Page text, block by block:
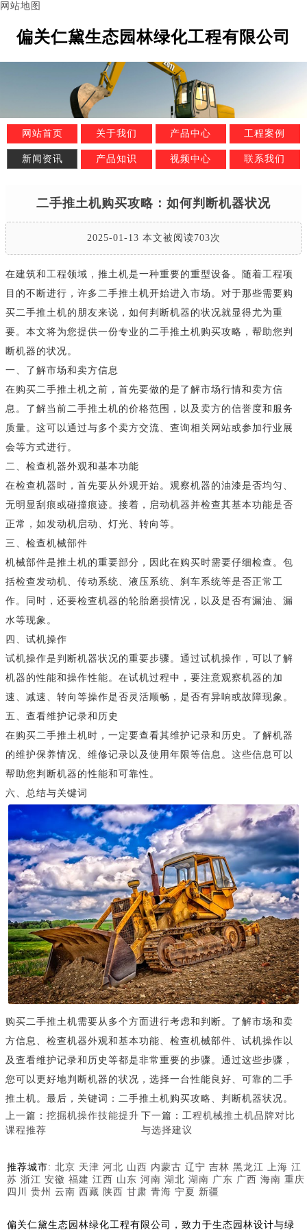
网站地图
偏关仁黛生态园林绿化工程有限公司
网站首页 关于我们 产品中心 工程案例
新闻资讯 产品知识 视频中心 联系我们
二手推土机购买攻略：如何判断机器状况
2025-01-13 本文被阅读703次
在建筑和工程领域，推土机是一种重要的重型设备。随着工程项
目的不断进行，许多二手推土机开始进入市场。对于那些需要购
买二手推土机的朋友来说，如何判断机器的状况就显得尤为重
要。本文将为您提供一份专业的二手推土机购买攻略，帮助您判
断机器的状况。
一、了解市场和卖方信息
在购买二手推土机之前，首先要做的是了解市场行情和卖方信
息。了解当前二手推土机的价格范围，以及卖方的信誉度和服务
质量。这可以通过与多个卖方交流、查询相关网站或参加行业展
会等方式进行。
二、检查机器外观和基本功能
在检查机器时，首先要从外观开始。观察机器的油漆是否均匀、
无明显刮痕或碰撞痕迹。接着，启动机器并检查其基本功能是否
正常，如发动机启动、灯光、转向等。
三、检查机械部件
机械部件是推土机的重要部分，因此在购买时需要仔细检查。包
括检查发动机、传动系统、液压系统、刹车系统等是否正常工
作。同时，还要检查机器的轮胎磨损情况，以及是否有漏油、漏
水等现象。
四、试机操作
试机操作是判断机器状况的重要步骤。通过试机操作，可以了解
机器的性能和操作性能。在试机过程中，要注意观察机器的加
速、减速、转向等操作是否灵活顺畅，是否有异响或故障现象。
五、查看维护记录和历史
在购买二手推土机时，一定要查看其维护记录和历史。了解机器
的维护保养情况、维修记录以及使用年限等信息。这些信息可以
帮助您判断机器的性能和可靠性。
六、总结与关键词
购买二手推土机需要从多个方面进行考虑和判断。了解市场和卖
方信息、检查机器外观和基本功能、检查机械部件、试机操作以
及查看维护记录和历史等都是非常重要的步骤。通过这些步骤，
您可以更好地判断机器的状况，选择一台性能良好、可靠的二手
推土机。最后，关键词：二手推土机购买攻略、判断机器状况。
上一篇： 挖掘机操作技能提升
课程推荐
下一篇： 工程机械推土机品牌对比
与选择建议
推荐城市: 北京 天津 河北 山西 内蒙古 辽宁 吉林 黑龙江 上海 江
苏 浙江 安徽 福建 江西 山东 河南 湖北 湖南 广东 广西 海南 重庆
四川
贵州 云南 西藏 陕西 甘肃 青海 宁夏 新疆
偏关仁黛生态园林绿化工程有限公司，致力于生态园林设计与绿